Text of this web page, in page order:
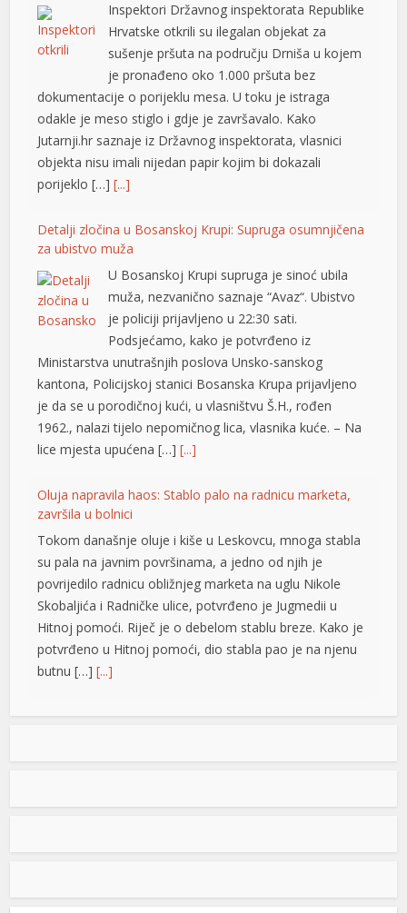
Inspektori Državnog inspektorata Republike
Hrvatske otkrili su ilegalan objekat za
sušenje pršuta na području Drniša u kojem
je pronađeno oko 1.000 pršuta bez
dokumentacije o porijeklu mesa. U toku je istraga
odakle je meso stiglo i gdje je završavalo. Kako
Jutarnji.hr saznaje iz Državnog inspektorata, vlasnici
objekta nisu imali nijedan papir kojim bi dokazali
porijeklo […][...]
Detalji zločina u Bosanskoj Krupi: Supruga osumnjičena
za ubistvo muža
U Bosanskoj Krupi supruga je sinoć ubila
muža, nezvanično saznaje “Avaz“. Ubistvo
je policiji prijavljeno u 22:30 sati.
Podsjećamo, kako je potvrđeno iz
Ministarstva unutrašnjih poslova Unsko-sanskog
kantona, Policijskoj stanici Bosanska Krupa prijavljeno
je da se u porodičnoj kući, u vlasništvu Š.H., rođen
1962., nalazi tijelo nepomičnog lica, vlasnika kuće. – Na
lice mjesta upućena […][...]
Oluja napravila haos: Stablo palo na radnicu marketa,
završila u bolnici
Tokom današnje oluje i kiše u Leskovcu, mnoga stabla
su pala na javnim površinama, a jedno od njih je
povrijedilo radnicu obližnjeg marketa na uglu Nikole
Skobaljića i Radničke ulice, potvrđeno je Jugmedii u
Hitnoj pomoći. Riječ je o debelom stablu breze. Kako je
potvrđeno u Hitnoj pomoći, dio stabla pao je na njenu
butnu […][...]
Snimak s Jadrana izazvao bijes javnosti: Muškarac džet
Snimak s Kraljičine plaže u Ninu izazvao je
kako osoba na džet skiju prilazi
vodu za gašenje požara. Poznati hrvatski preduzetnik